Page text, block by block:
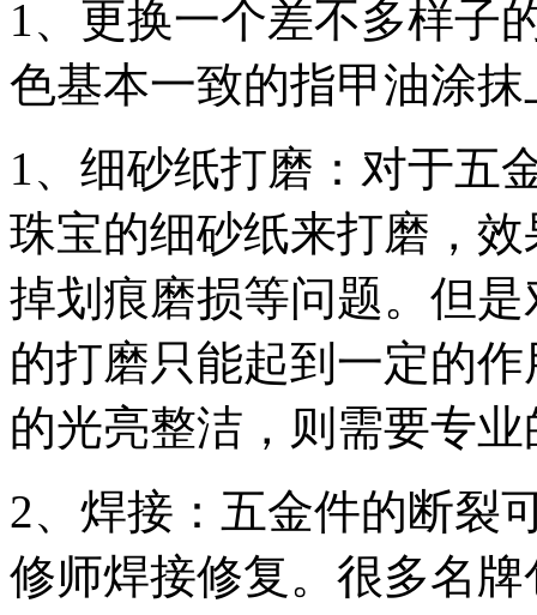
1、更换一个差不多样子
色基本一致的指甲油涂
1、细砂纸打磨：对于五
珠宝的细砂纸来打磨，
掉划痕磨损等问题。但
的打磨只能起到一定的
的光亮整洁，则需要专
2、焊接：五金件的断裂
修师焊接修复。很多名